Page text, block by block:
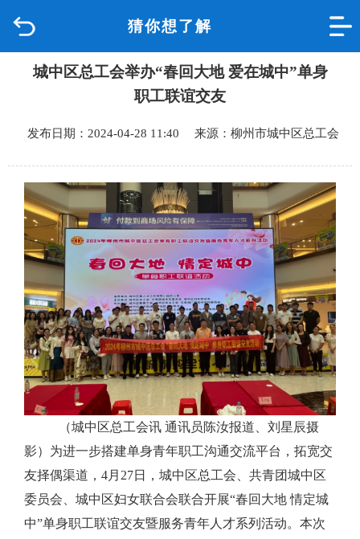
猜你想了解
品质城中
政府信息公开
网上办事
互动回应
数据专题
城中区总工会举办“春回大地 爱在城中”单身
职工联谊交友
发布日期：2024-04-28 11:40 来源：柳州市城中区总工会
（城中区总工会讯 通讯员陈汝报道、刘星辰摄
影） 为进一步搭建单身青年职工沟通交流平台 ， 拓宽交
友择偶渠道， 4月27日，城中区总工会、共青团城中区
委员会、城中区妇女联合会联合开展“春回大地 情定城
中”单身职工联谊交友暨服务青年人才系列活动。本次